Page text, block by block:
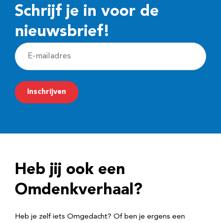
Schrijf je in voor de
nieuwsbrief!
E
-
m
a
r
e
Inschrijven
Heb jij ook een
Omdenkverhaal?
Heb je zelf iets Omgedacht? Of ben je ergens een